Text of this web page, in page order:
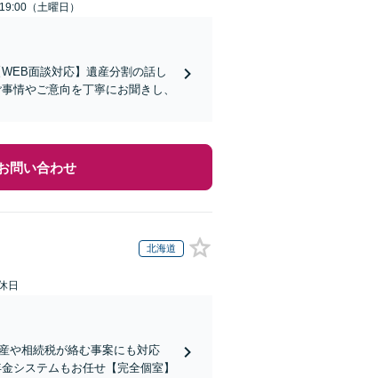
（土曜日）
面談対応】遺産分割の話し
情やご意向を丁寧にお聞きし、
問い合わせ
北海道
日
や相続税が絡む事案にも対応
システムもお任せ【完全個室】